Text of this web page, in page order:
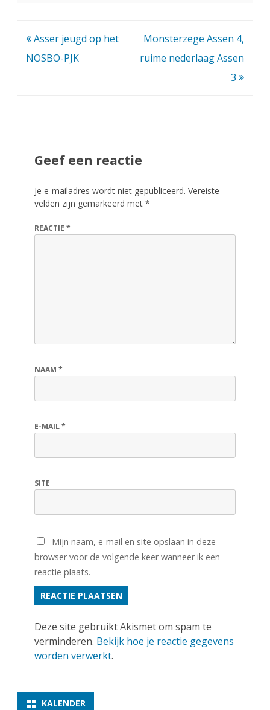
Bericht
navigatie
Asser jeugd op het
NOSBO-PJK
Monsterzege Assen 4,
ruime nederlaag Assen
3
Geef een reactie
Je e-mailadres wordt niet gepubliceerd. Vereiste
velden zijn gemarkeerd met *
REACTIE *
NAAM *
E-MAIL*
SITE
Mijn naam, e-mail en site opslaan in deze
browser voor de volgende keer wanneer ik een
reactie plaats.
Deze site gebruikt Akismet om spam te
verminderen. Bekijk hoe je reactie gegevens
worden verwerkt.
KALENDER